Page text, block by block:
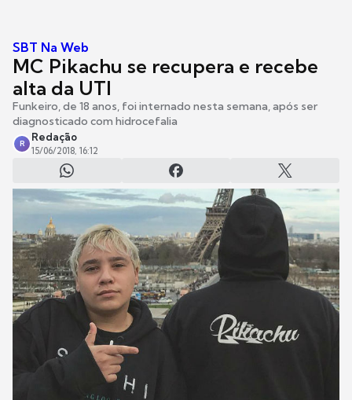
SBT Na Web
MC Pikachu se recupera e recebe
alta da UTI
Funkeiro, de 18 anos, foi internado nesta semana, após ser
diagnosticado com hidrocefalia
R
Redação
15/06/2018, 16:12